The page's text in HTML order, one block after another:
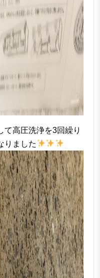
て高圧洗浄を3回繰り
りました